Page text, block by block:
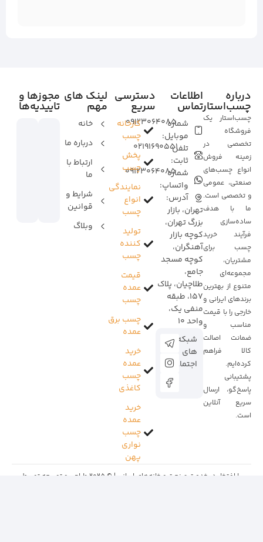
درباره
چسب‌استار
چسب‌استار یک
فروشگاه
تخصصی در
زمینه فروش
انواع چسب‌های
صنعتی، عمومی
و تخصصی است.
ما با هدف
ساده‌سازی
فرآیند خرید
چسب برای
مشتریان،
مجموعه‌ای
متنوع از بهترین
برندهای ایرانی و
خارجی را با قیمت
مناسب و
ضمانت اصالت
کالا فراهم
کرده‌ایم.
پشتیبانی
پاسخ‌گو، ارسال
سریع آنلاین
است.
اطلاعات
تماس
شماره
موبایل:
09123064085
تلفن
ثابت:
02191690551
شماره
واتساپ:
09123064085
آدرس:
تهران، بازار
بزرگ تهران،
کوچه بازار
آهنگران،
کوچه مسجد
جامع،
طلاچیان، پلاک
157، طبقه
منفی یک،
واحد 10
شبکه
های
اجتماعی:
دسترسی
سریع
کارخانه
چسب
پخش
چسب
نمایندگی
انواع
چسب
تولید
کننده
چسب
قیمت
عمده
چسب
چسب برق
عمده
خرید
عمده
چسب
کاغذی
خرید
عمده
چسب
نواری
پهن
لینک های
مهم
خانه
درباره ما
ارتباط با
ما
شرایط و
قوانین
وبلاگ
مجوزها و
تاییدیه‌ها
با افتخار در خدمت صنعت و خانه‌های ایرانی | © 2025 طراحی و توسعه توسط